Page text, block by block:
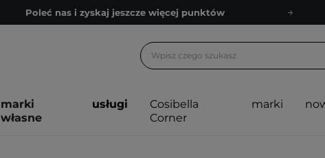
Poleć nas i zyskaj jeszcze więcej punktów
Bezpłatne konsultacje kosmetologiczne
Poleć nas i zyskaj jeszcze więcej punktów
marki
własne
usługi
Cosibella
Corner
marki